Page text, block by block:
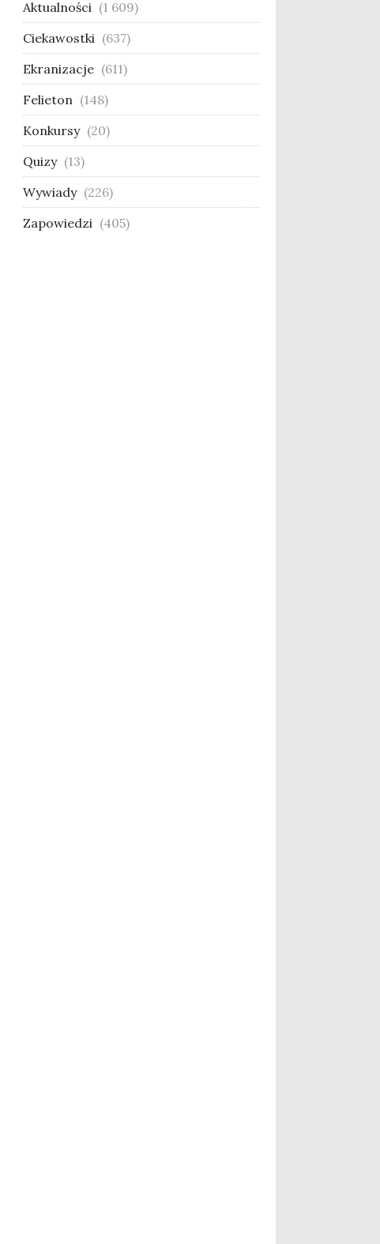
Aktualności (1 609)
Ciekawostki (637)
Ekranizacje (611)
Felieton (148)
Konkursy (20)
Quizy (13)
Wywiady (226)
Zapowiedzi (405)